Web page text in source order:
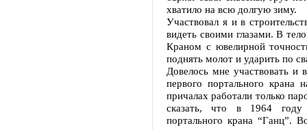
хватило на всю долгую зиму.
Участвовал я и в
видеть своими глазами. В
Краном с ювелирной
поднять молот и ударить по
Довелось мне участвовать и
первого портального
причалах работали только
сказать, что в 1964 году
портального крана “Ганц”.